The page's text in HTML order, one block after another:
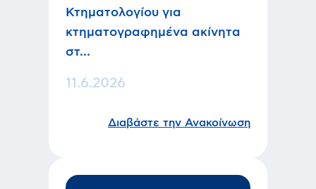
Κτηματολογίου για
κτηματογραφημένα ακίνητα
στ...
11.6.2026
Διαβάστε την Ανακοίνωση